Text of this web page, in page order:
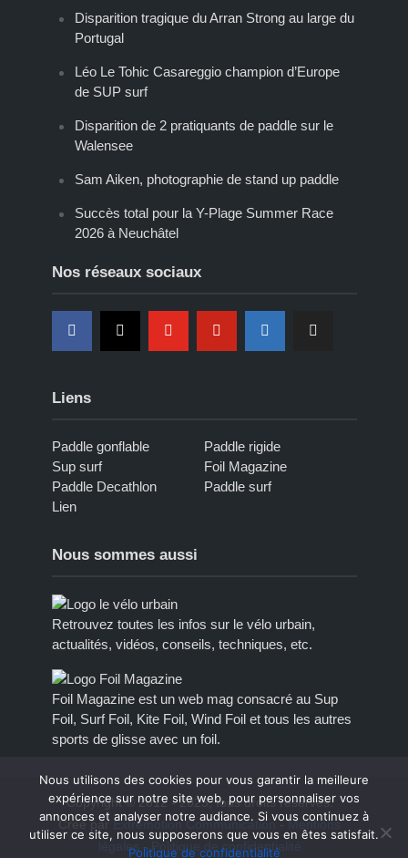
Disparition tragique du Arran Strong au large du
Portugal
Léo Le Tohic Casareggio champion d’Europe
de SUP surf
Disparition de 2 pratiquants de paddle sur le
Walensee
Sam Aiken, photographie de stand up paddle
Succès total pour la Y-Plage Summer Race
2026 à Neuchâtel
Nos réseaux sociaux
Liens
Paddle gonflable
Paddle rigide
Sup surf
Foil Magazine
Paddle Decathlon
Paddle surf
Lien
Nous sommes aussi
Retrouvez toutes les infos sur le vélo urbain,
actualités, vidéos, conseils, techniques, etc.
Foil Magazine est un web mag consacré au Sup
Foil, Surf Foil, Kite Foil, Wind Foil et tous les autres
sports de glisse avec un foil.
Copyright © 2012 - 2023, tous droits réservés.
Créé par Extremotion Communication-Mentions
légales
-Politique de confidentialité
Nous utilisons des cookies pour vous garantir la meilleure
expérience sur notre site web, pour personnaliser vos
annonces et analyser notre audiance. Si vous continuez à
utiliser ce site, nous supposerons que vous en êtes satisfait.
Politique de confidentialité